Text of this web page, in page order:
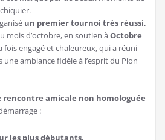
un premier tournoi très réussi,
mois d’octobre, en soutien àOctobre
fois engagé et chaleureux, qui a réuni
ambiance fidèle à l’esprit du Pion
rencontre amicale non homologuée
: